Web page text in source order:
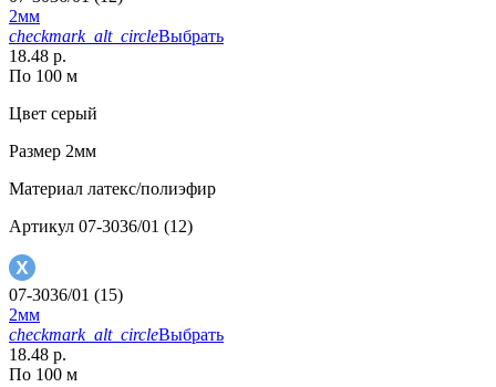
2мм
checkmark_alt_circleВыбрать
18.48 р.
По 100 м
Цвет серый
Размер 2мм
Материал латекс/полиэфир
Артикул 07-3036/01 (12)
07-3036/01 (15)
2мм
checkmark_alt_circleВыбрать
18.48 р.
По 100 м